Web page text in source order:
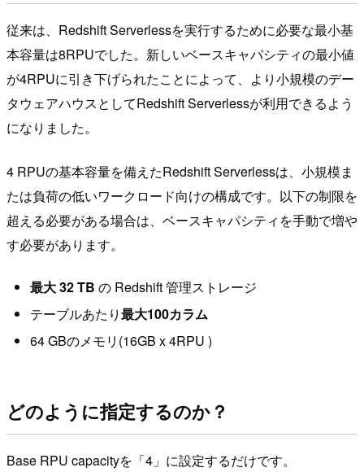
従来は、Redshift Serverlessを実行するために必要な最小基
本容量は8RPUでした。新しいベースキャパシティの最小値
が4RPUに引き下げられたことによって、より小規模のデー
タウェアハウスとしてRedshift Serverlessが利用できるよう
になりました。
4 RPUの基本容量を備えたRedshift Serverlessは、小規模ま
たは負荷の低いワークロード向けの構成です。以下の制限を
超える必要がある場合は、ベースキャパシティを手動で増や
す必要があります。
最大 32 TB の Redshift 管理ストレージ
テーブルあたり最大100カラム
64 GBのメモリ(16GB x 4RPU )
どのように指定するのか？
Base RPU capacityを「4」に設定するだけです。